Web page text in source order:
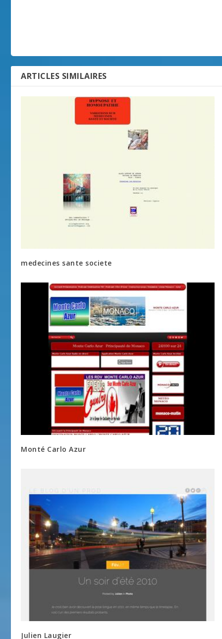
ARTICLES SIMILAIRES
medecines sante societe
Monté Carlo Azur
Julien Laugier